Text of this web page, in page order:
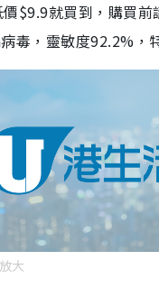
$9.9就買到，購買
毒，靈敏度92.2%，
大